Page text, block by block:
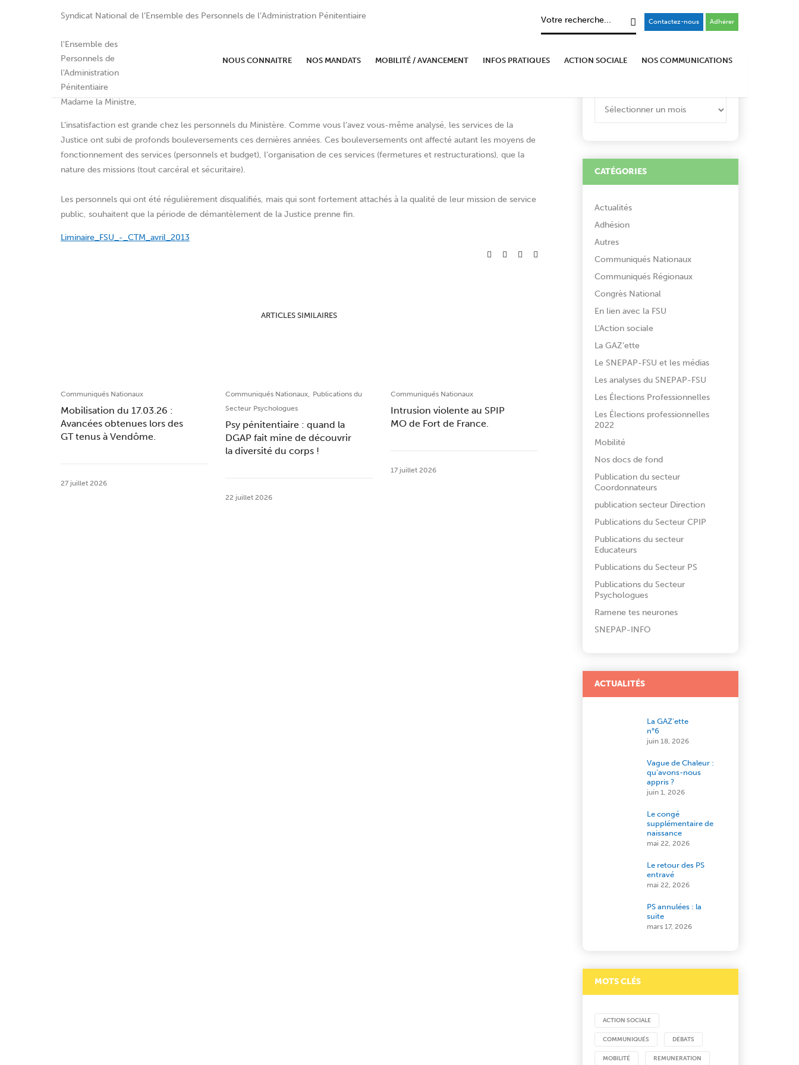
Syndicat National de l’Ensemble des Personnels de l’Administration Pénitentiaire
Contactez-nous Adhérer
NOUS CONNAITRE NOS MANDATS MOBILITÉ / AVANCEMENT INFOS PRATIQUES ACTION SOCIALE NOS COMMUNICATIONS
déclaration liminaire FSU CTM du 29 avril 2013
Madame la Ministre,
L’insatisfaction est grande chez les personnels du Ministère. Comme vous l’avez vous-même analysé, les services de la
Justice ont subi de profonds bouleversements ces dernières années. Ces bouleversements ont affecté autant les moyens de
fonctionnement des services (personnels et budget), l’organisation de ces services (fermetures et restructurations), que la
nature des missions (tout carcéral et sécuritaire).
Les personnels qui ont été régulièrement disqualifiés, mais qui sont fortement attachés à la qualité de leur mission de service
public, souhaitent que la période de démantèlement de la Justice prenne fin.
Liminaire_FSU_-_CTM_avril_2013
ARTICLES SIMILAIRES
Communiqués Nationaux
Mobilisation du 17.03.26 :
Avancées obtenues lors des
GT tenus à Vendôme.
27 juillet 2026
Communiqués Nationaux, Publications du
Secteur Psychologues
Psy pénitentiaire : quand la
DGAP fait mine de découvrir
la diversité du corps !
22 juillet 2026
Communiqués Nationaux
Intrusion violente au SPIP
MO de Fort de France.
17 juillet 2026
ARCHIVES
ARCHIVES
CATÉGORIES
Actualités
Adhésion
Autres
Communiqués Nationaux
Communiqués Régionaux
Congrès National
En lien avec la FSU
L'Action sociale
La GAZ'ette
Le SNEPAP-FSU et les médias
Les analyses du SNEPAP-FSU
Les Élections Professionnelles
Les Élections professionnelles
2022
Mobilité
Nos docs de fond
Publication du secteur
Coordonnateurs
publication secteur Direction
Publications du Secteur CPIP
Publications du secteur
Educateurs
Publications du Secteur PS
Publications du Secteur
Psychologues
Ramene tes neurones
SNEPAP-INFO
ACTUALITÉS
La GAZ’ette
n°6
juin 18, 2026
Vague de Chaleur :
qu’avons-nous
appris ?
juin 1, 2026
Le congé
supplémentaire de
naissance
mai 22, 2026
Le retour des PS
entravé
mai 22, 2026
PS annulées : la
suite
mars 17, 2026
MOTS CLÉS
ACTION SOCIALE
COMMUNIQUÉS DÉBATS
MOBILITÉ REMUNERATION